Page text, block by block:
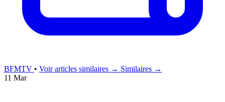
BFMTV • Voir articles similaires → Similaires →
11 Mar